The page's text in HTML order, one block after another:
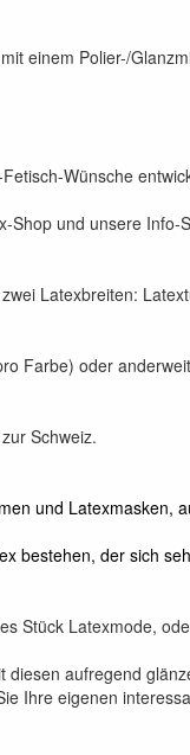
einem Polier-/
Wünsche
Shop und unsere Info-
Latexbreiten:
Farbe) oder
Schweiz.
und Latexmasken,
bestehen, der sich
Stück Latexmode,
aufregend
Ihre eigenen